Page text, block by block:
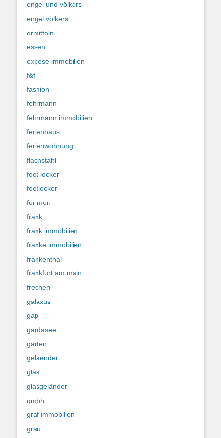
engel und völkers
engel völkers
ermitteln
essen
expose immobilien
f&f
fashion
fehrmann
fehrmann immobilien
ferienhaus
ferienwohnung
flachstahl
foot locker
footlocker
for men
frank
frank immobilien
franke immobilien
frankenthal
frankfurt am main
frechen
galaxus
gap
gardasee
garten
gelaender
glas
glasgeländer
gmbh
graf immobilien
grau